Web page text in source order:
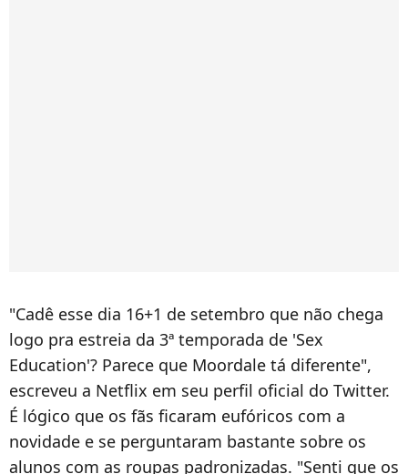
"Cadê esse dia 16+1 de setembro que não chega
logo pra estreia da 3ª temporada de 'Sex
Education'? Parece que Moordale tá diferente",
escreveu a Netflix em seu perfil oficial do Twitter.
É lógico que os fãs ficaram eufóricos com a
novidade e se perguntaram bastante sobre os
alunos com as roupas padronizadas. "Senti que os